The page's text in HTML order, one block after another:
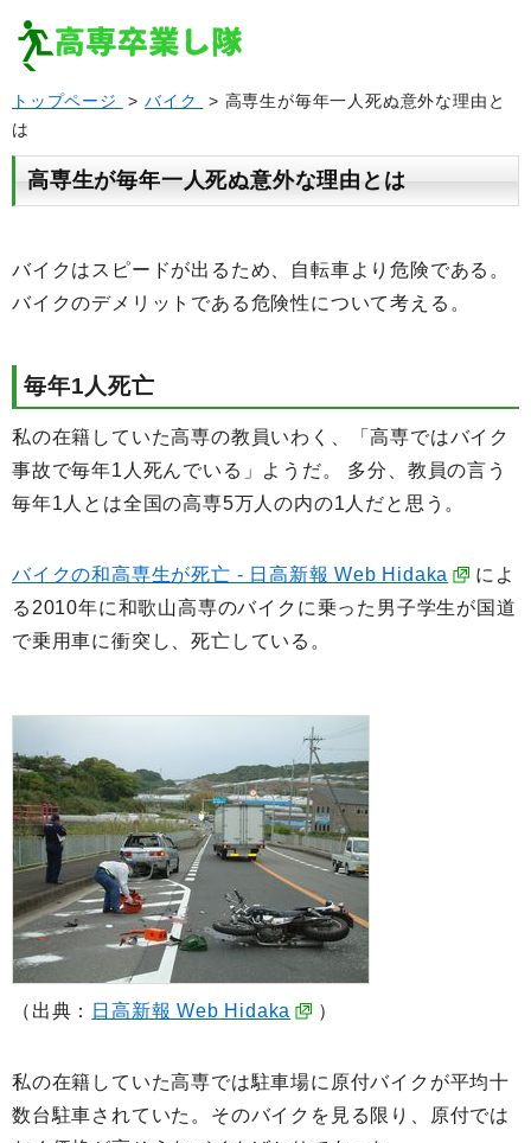
トップページ >バイク
> 高専生が毎年一人死ぬ意外な理由と
は
高専生が毎年一人死ぬ意外な理由とは
バイクはスピードが出るため、自転車より危険である。
バイクのデメリットである危険性について考える。
毎年1人死亡
私の在籍していた高専の教員いわく、「高専ではバイク
事故で毎年1人死んでいる」ようだ。 多分、教員の言う
毎年1人とは全国の高専5万人の内の1人だと思う。
バイクの和高専生が死亡 - 日高新報 Web Hidaka
によ
る2010年に和歌山高専のバイクに乗った男子学生が国道
で乗用車に衝突し、死亡している。
（出典： 日高新報 Web Hidaka ）
私の在籍していた高専では駐車場に原付バイクが平均十
数台駐車されていた。そのバイクを見る限り、原付では